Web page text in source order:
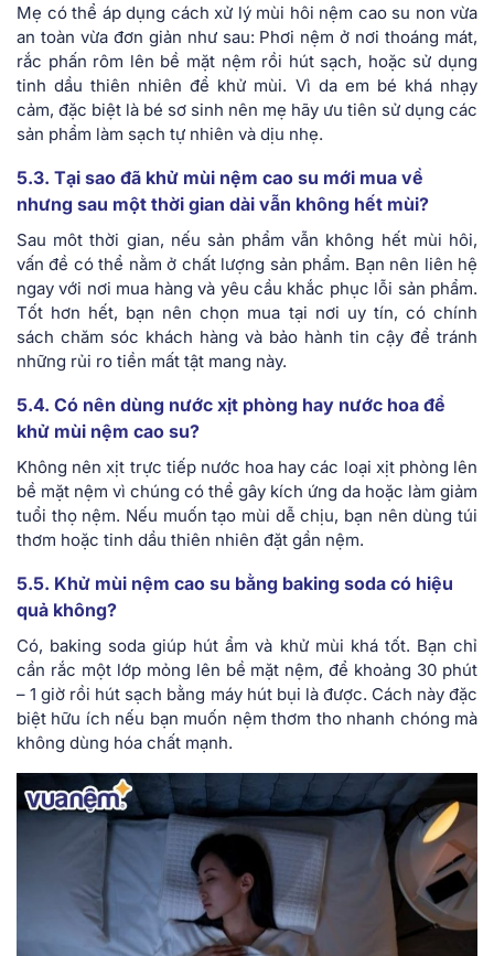
Mẹ có thể áp dụng cách xử lý mùi hôi nệm cao su non vừa
an toàn vừa đơn giản như sau: Phơi nệm ở nơi thoáng mát,
rắc phấn rôm lên bề mặt nệm rồi hút sạch, hoặc sử dụng
tinh dầu thiên nhiên để khử mùi. Vì da em bé khá nhạy
cảm, đặc biệt là bé sơ sinh nên mẹ hãy ưu tiên sử dụng các
sản phẩm làm sạch tự nhiên và dịu nhẹ.
5.3. Tại sao đã khử mùi nệm cao su mới mua về
nhưng sau một thời gian dài vẫn không hết mùi?
Sau môt thời gian, nếu sản phẩm vẫn không hết mùi hôi,
vấn đề có thể nằm ở chất lượng sản phẩm. Bạn nên liên hệ
ngay với nơi mua hàng và yêu cầu khắc phục lỗi sản phẩm.
Tốt hơn hết, bạn nên chọn mua tại nơi uy tín, có chính
sách chăm sóc khách hàng và bảo hành tin cậy để tránh
những rủi ro tiền mất tật mang này.
5.4. Có nên dùng nước xịt phòng hay nước hoa để
khử mùi nệm cao su?
Không nên xịt trực tiếp nước hoa hay các loại xịt phòng lên
bề mặt nệm vì chúng có thể gây kích ứng da hoặc làm giảm
tuổi thọ nệm. Nếu muốn tạo mùi dễ chịu, bạn nên dùng túi
thơm hoặc tinh dầu thiên nhiên đặt gần nệm.
5.5. Khử mùi nệm cao su bằng baking soda có hiệu
quả không?
Có, baking soda giúp hút ẩm và khử mùi khá tốt. Bạn chỉ
cần rắc một lớp mỏng lên bề mặt nệm, để khoảng 30 phút
– 1 giờ rồi hút sạch bằng máy hút bụi là được. Cách này đặc
biệt hữu ích nếu bạn muốn nệm thơm tho nhanh chóng mà
không dùng hóa chất mạnh.